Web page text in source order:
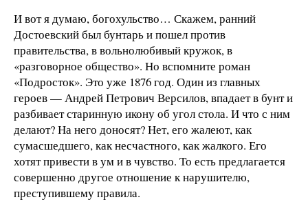
И вот я думаю, богохульство… Скажем, ранний
Достоевский был бунтарь и пошел против
правительства, в вольнолюбивый кружок, в
«разговорное общество». Но вспомните роман
«Подросток». Это уже 1876 год. Один из главных
героев — Андрей Петрович Версилов, впадает в бунт и
разбивает старинную икону об угол стола. И что с ним
делают? На него доносят? Нет, его жалеют, как
сумасшедшего, как несчастного, как жалкого. Его
хотят привести в ум и в чувство. То есть предлагается
совершенно другое отношение к нарушителю,
преступившему правила.